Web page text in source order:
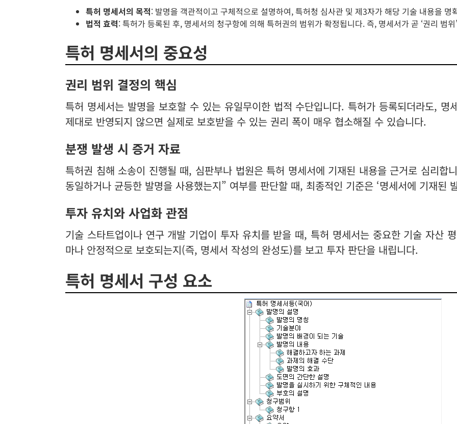
특허 명세서의 목적: 발명을 객관적이고 구체적으로 설명하여, 특허청 심사관 및 제3자가 해당 기술 내용을 명
법적 효력: 특허가 등록된 후, 명세서의 청구항에 의해 특허권의 범위가 확정됩니다. 즉, 명세서가 곧 ‘권리 범
특허 명세서의 중요성
권리 범위 결정의 핵심
특허 명세서는 발명을 보호할 수 있는 유일무이한 법적 수단입니다. 특허가 등록되더라도, 명
제대로 반영되지 않으면 실제로 보호받을 수 있는 권리 폭이 매우 협소해질 수 있습니다.
분쟁 발생 시 증거 자료
특허권 침해 소송이 진행될 때, 심판부나 법원은 특허 명세서에 기재된 내용을 근거로 심리합
동일하거나 균등한 발명을 사용했는지” 여부를 판단할 때, 최종적인 기준은 ‘명세서에 기재된
투자 유치와 사업화 관점
기술 스타트업이나 연구 개발 기업이 투자 유치를 받을 때, 특허 명세서는 중요한 기술 자산
마나 안정적으로 보호되는지(즉, 명세서 작성의 완성도)를 보고 투자 판단을 내립니다.
특허 명세서 구성 요소